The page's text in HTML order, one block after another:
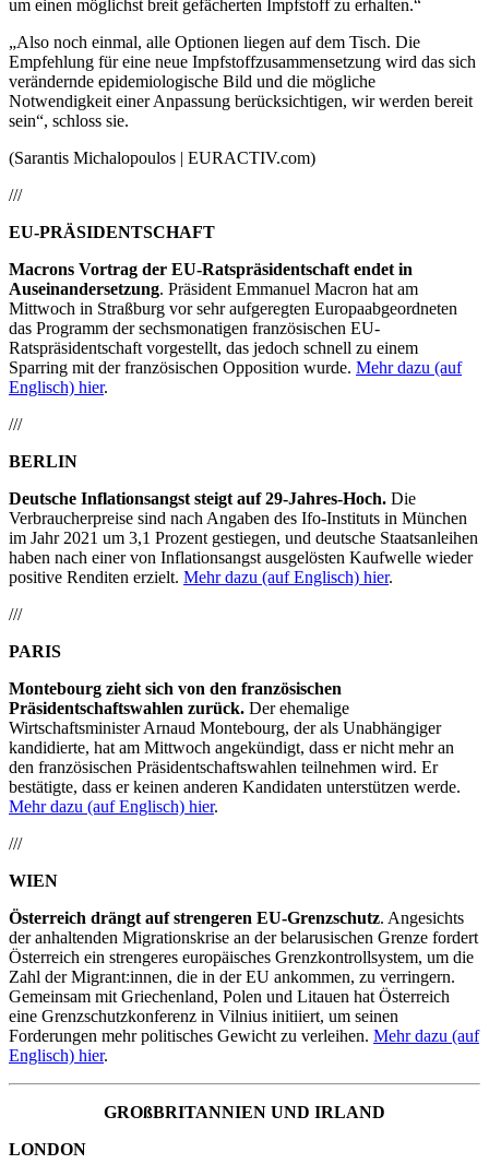
um einen möglichst breit gefächerten Impfstoff zu erhalten.“
„Also noch einmal, alle Optionen liegen auf dem Tisch. Die
Empfehlung für eine neue Impfstoffzusammensetzung wird das sich
verändernde epidemiologische Bild und die mögliche
Notwendigkeit einer Anpassung berücksichtigen, wir werden bereit
sein“, schloss sie.
(Sarantis Michalopoulos | EURACTIV.com)
///
EU-PRÄSIDENTSCHAFT
Macrons Vortrag der EU-Ratspräsidentschaft endet in
Auseinandersetzung. Präsident Emmanuel Macron hat am
Mittwoch in Straßburg vor sehr aufgeregten Europaabgeordneten
das Programm der sechsmonatigen französischen EU-
Ratspräsidentschaft vorgestellt, das jedoch schnell zu einem
Sparring mit der französischen Opposition wurde. Mehr dazu (auf
Englisch) hier.
///
BERLIN
Deutsche Inflationsangst steigt auf 29-Jahres-Hoch. Die
Verbraucherpreise sind nach Angaben des Ifo-Instituts in München
im Jahr 2021 um 3,1 Prozent gestiegen, und deutsche Staatsanleihen
haben nach einer von Inflationsangst ausgelösten Kaufwelle wieder
positive Renditen erzielt. Mehr dazu (auf Englisch) hier.
///
PARIS
Montebourg zieht sich von den französischen
Präsidentschaftswahlen zurück. Der ehemalige
Wirtschaftsminister Arnaud Montebourg, der als Unabhängiger
kandidierte, hat am Mittwoch angekündigt, dass er nicht mehr an
den französischen Präsidentschaftswahlen teilnehmen wird. Er
bestätigte, dass er keinen anderen Kandidaten unterstützen werde.
Mehr dazu (auf Englisch) hier.
///
WIEN
Österreich drängt auf strengeren EU-Grenzschutz. Angesichts
der anhaltenden Migrationskrise an der belarusischen Grenze fordert
Österreich ein strengeres europäisches Grenzkontrollsystem, um die
Zahl der Migrant:innen, die in der EU ankommen, zu verringern.
Gemeinsam mit Griechenland, Polen und Litauen hat Österreich
eine Grenzschutzkonferenz in Vilnius initiiert, um seinen
Forderungen mehr politisches Gewicht zu verleihen. Mehr dazu (auf
Englisch) hier.
GROßBRITANNIEN UND IRLAND
LONDON